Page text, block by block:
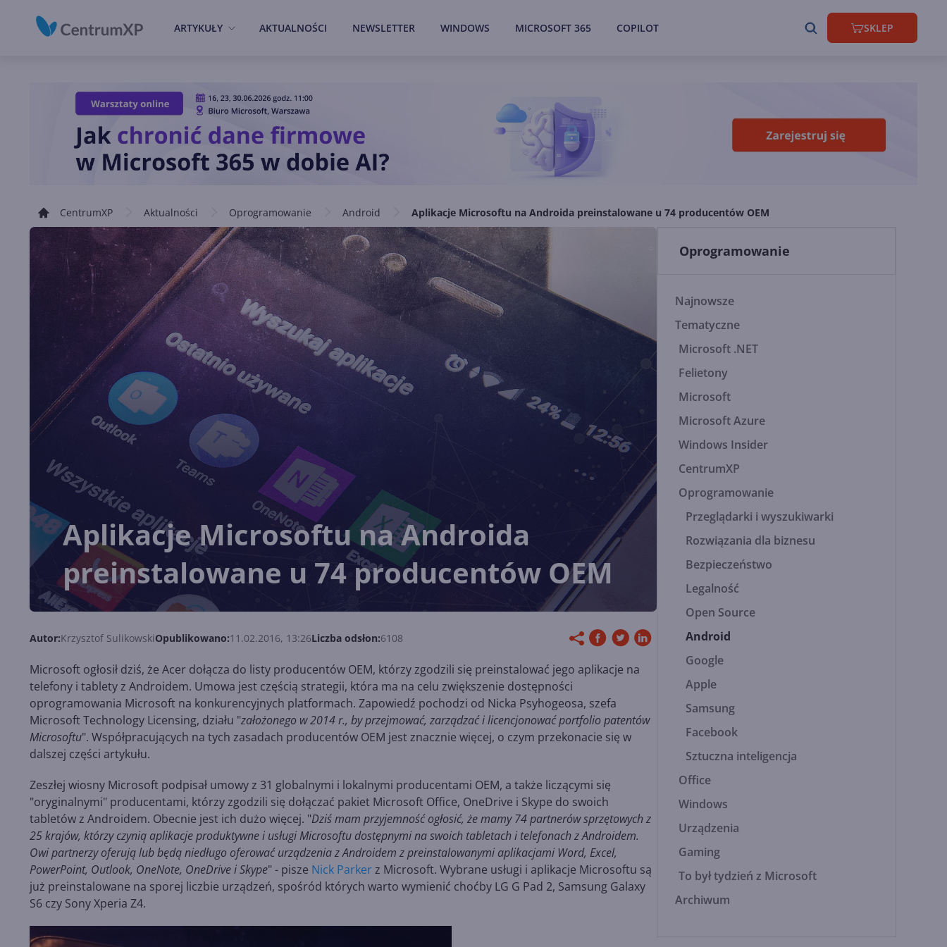
ARTYKUŁY AKTUALNOŚCI NEWSLETTER WINDOWS MICROSOFT 365 COPILOT SKLEP
CentrumXP Aktualności Oprogramowanie Android Aplikacje Microsoftu na Androida preinstalowane u 74 producentów OEM
Aplikacje Microsoftu na Androida
preinstalowane u 74 producentów OEM
Autor:Krzysztof SulikowskiOpublikowano:11.02.2016, 13:26Liczba odsłon:6108
Microsoft ogłosił dziś, że Acer dołącza do listy producentów OEM, którzy zgodzili się preinstalować jego aplikacje na
telefony i tablety z Androidem. Umowa jest częścią strategii, która ma na celu zwiększenie dostępności
oprogramowania Microsoft na konkurencyjnych platformach. Zapowiedź pochodzi od Nicka Psyhogeosa, szefa
Microsoft Technology Licensing, działu "założonego w 2014 r., by przejmować, zarządzać i licencjonować portfolio patentów
Microsoftu". Współpracujących na tych zasadach producentów OEM jest znacznie więcej, o czym przekonacie się w
dalszej części artykułu.
Zeszłej wiosny Microsoft podpisał umowy z 31 globalnymi i lokalnymi producentami OEM, a także liczącymi się
"oryginalnymi" producentami, którzy zgodzili się dołączać pakiet Microsoft Office, OneDrive i Skype do swoich
tabletów z Androidem. Obecnie jest ich dużo więcej. "Dziś mam przyjemność ogłosić, że mamy 74 partnerów sprzętowych z
25 krajów, którzy czynią aplikacje produktywne i usługi Microsoftu dostępnymi na swoich tabletach i telefonach z Androidem.
Owi partnerzy oferują lub będą niedługo oferować urządzenia z Androidem z preinstalowanymi aplikacjami Word, Excel,
PowerPoint, Outlook, OneNote, OneDrive i Skype" - pisze Nick Parkerz Microsoft. Wybrane usługi i aplikacje Microsoftu są
już preinstalowane na sporej liczbie urządzeń, spośród których warto wymienić choćby LG G Pad 2, Samsung Galaxy
S6 czy Sony Xperia Z4.
Oprogramowanie
Najnowsze
Tematyczne
Microsoft .NET
Felietony
Microsoft
Microsoft Azure
Windows Insider
CentrumXP
Oprogramowanie
Przeglądarki i wyszukiwarki
Rozwiązania dla biznesu
Bezpieczeństwo
Legalność
Open Source
Android
Google
Apple
Samsung
Facebook
Sztuczna inteligencja
Office
Windows
Urządzenia
Gaming
To był tydzień z Microsoft
Archiwum